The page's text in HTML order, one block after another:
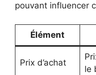
pouvant influencer
Élément
Prix d’achat
le